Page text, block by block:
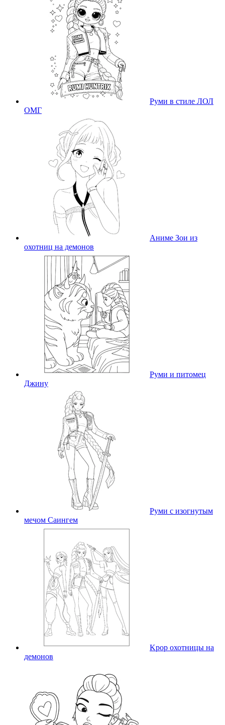
Руми в стиле ЛОЛ
ОМГ
Аниме Зои из
охотниц на демонов
Руми и питомец
Джину
Руми с изогнутым
мечом Саингем
Kpop охотницы на
демонов